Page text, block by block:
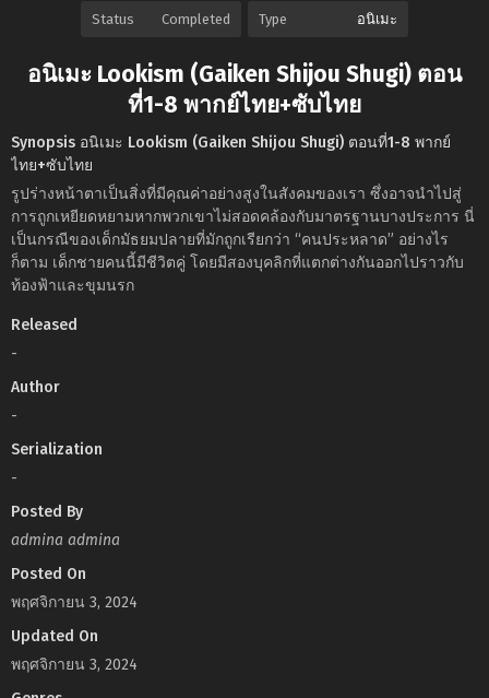
Status Completed Type อนิเมะ
อนิเมะ Lookism (Gaiken Shijou Shugi) ตอน
ที่1-8 พากย์ไทย+ซับไทย
Synopsis อนิเมะ Lookism (Gaiken Shijou Shugi) ตอนที่1-8 พากย์
ไทย+ซับไทย
รูปร่างหน้าตาเป็นสิ่งที่มีคุณค่าอย่างสูงในสังคมของเรา ซึ่งอาจนำไปสู่
การถูกเหยียดหยามหากพวกเขาไม่สอดคล้องกับมาตรฐานบางประการ นี่
เป็นกรณีของเด็กมัธยมปลายที่มักถูกเรียกว่า “คนประหลาด” อย่างไร
ก็ตาม เด็กชายคนนี้มีชีวิตคู่ โดยมีสองบุคลิกที่แตกต่างกันออกไปราวกับ
ท้องฟ้าและขุมนรก
Released
-
Author
-
Serialization
-
Posted By
admina admina
Posted On
พฤศจิกายน 3, 2024
Updated On
พฤศจิกายน 3, 2024